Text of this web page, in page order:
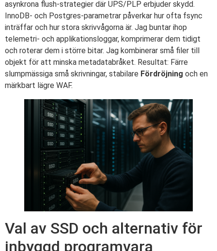
asynkrona flush-strategier där UPS/PLP erbjuder skydd.
InnoDB- och Postgres-parametrar påverkar hur ofta fsync
inträffar och hur stora skrivvågorna är. Jag buntar ihop
telemetri- och applikationsloggar, komprimerar dem tidigt
och roterar dem i större bitar. Jag kombinerar små filer till
objekt för att minska metadatabråket. Resultat: Färre
slumpmässiga små skrivningar, stabilare Fördröjning och en
märkbart lägre WAF.
Val av SSD och alternativ för
inbyggd programvara